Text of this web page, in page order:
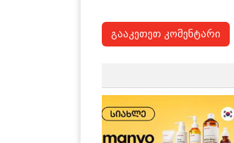
გააკეთეთ კომენტარი